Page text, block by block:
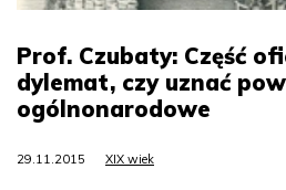
Prof. Czubaty: Część
dylemat, czy uznać
ogólnonarodowe
29.11.2015 XIX wiek